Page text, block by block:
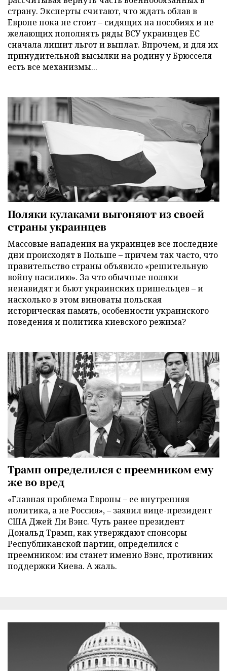
страну. Эксперты считают, что ждать облав в
Европе пока не стоит – сидящих на пособиях и не
желающих пополнять ряды ВСУ украинцев ЕС
сначала лишит льгот и выплат. Впрочем, и для их
принудительной высылки на родину у Брюсселя
есть все механизмы...
Поляки кулаками выгоняют из своей
страны украинцев
Массовые нападения на украинцев все последние
дни происходят в Польше – причем так часто, что
правительство страны объявило «решительную
войну насилию». За что обычные поляки
ненавидят и бьют украинских пришельцев – и
насколько в этом виноваты польская
историческая память, особенности украинского
поведения и политика киевского режима?
Трамп определился с преемником ему
же во вред
«Главная проблема Европы – ее внутренняя
политика, а не Россия», – заявил вице-президент
США Джей Ди Вэнс. Чуть ранее президент
Дональд Трамп, как утверждают спонсоры
Республиканской партии, определился с
преемником: им станет именно Вэнс, противник
поддержки Киева. А жаль.